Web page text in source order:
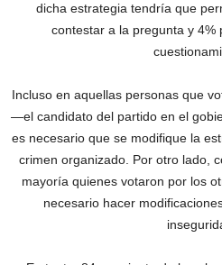
dicha estrategia tendría que
contestar a la pregunta y 4%
Incluso en aquellas personas que
—el candidato del partido en el
es necesario que se modifique la
crimen organizado. Por otro lado,
mayoría quienes votaron por los
necesario hacer